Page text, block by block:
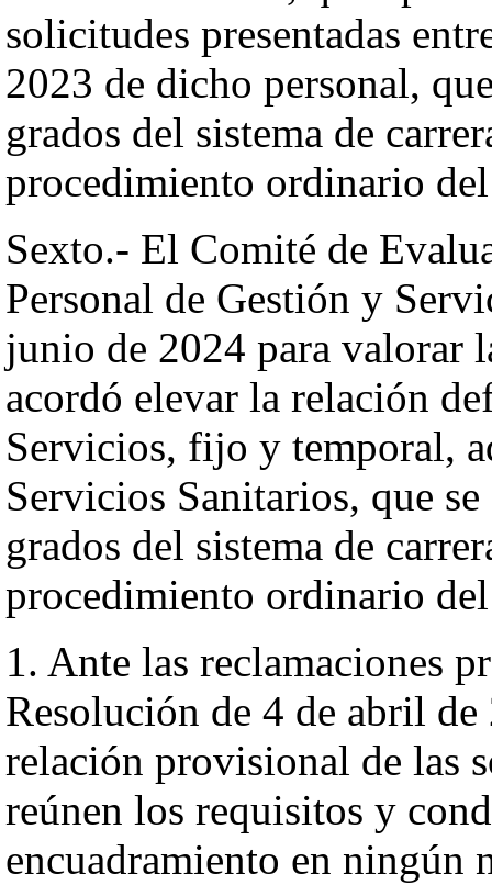
solicitudes presentadas
2023 de dicho personal,
grados del sistema de
procedimiento ordinario
Sexto.- El Comité de
Personal de Gestión y
junio de 2024 para valorar
acordó elevar la relación
Servicios, fijo y temporal,
Servicios Sanitarios, que
grados del sistema de
procedimiento ordinario
1. Ante las reclamaciones
Resolución de 4 de abril
relación provisional de las
reúnen los requisitos y
encuadramiento en ningún